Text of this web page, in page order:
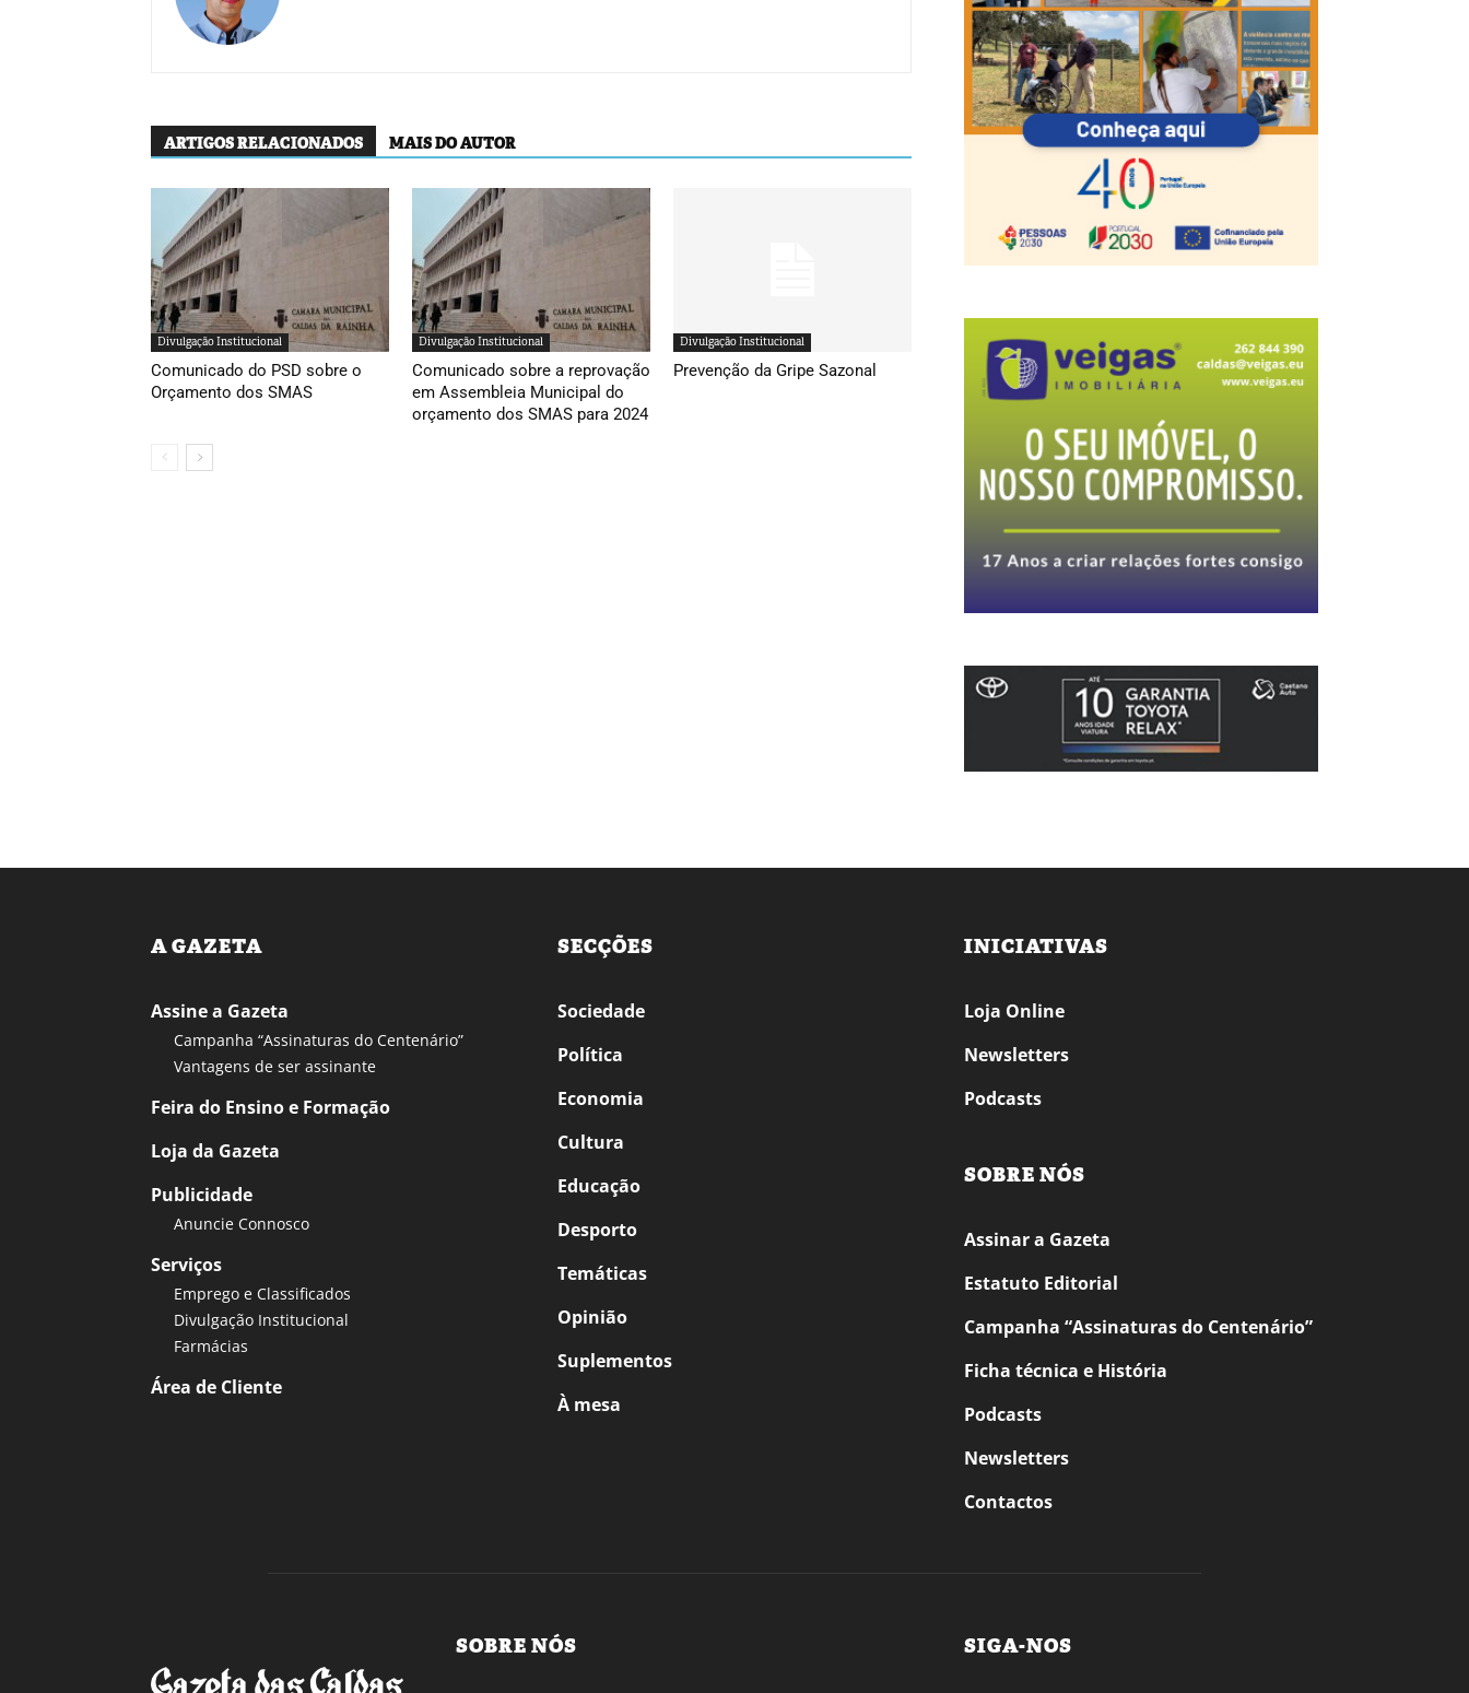
ARTIGOS RELACIONADOS MAIS DO AUTOR
Divulgação Institucional
Comunicado do PSD sobre o
Orçamento dos SMAS
Divulgação Institucional
Comunicado sobre a reprovação
em Assembleia Municipal do
orçamento dos SMAS para 2024
Divulgação Institucional
Prevenção da Gripe Sazonal
A GAZETA
Assine a Gazeta
Campanha “Assinaturas do Centenário”
Vantagens de ser assinante
Feira do Ensino e Formação
Loja da Gazeta
Publicidade
Anuncie Connosco
Serviços
Emprego e Classificados
Divulgação Institucional
Farmácias
Área de Cliente
SECÇÕES
Sociedade
Política
Economia
Cultura
Educação
Desporto
Temáticas
Opinião
Suplementos
À mesa
INICIATIVAS
Loja Online
Newsletters
Podcasts
SOBRE NÓS
Assinar a Gazeta
Estatuto Editorial
Campanha “Assinaturas do Centenário”
Ficha técnica e História
Podcasts
Newsletters
Contactos
SOBRE NÓS SIGA-NOS